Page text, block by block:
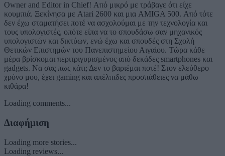
Owner and Editor in Chief! Από μικρό με τράβαγε ότι είχε
κουμπιά. Ξεκίνησα με Atari 2600 και μια AMIGA 500. Από τότε
δεν έχω σταματήσει ποτέ να ασχολούμαι με την τεχνολογία και
τους υπολογιστές, οπότε είπα να το σπουδάσω σαν μηχανικός
υπολογιστών και δικτύων, ενώ έχω και σπουδές στη Σχολή
Θετικών Επιστημών του Πανεπιστημείου Αιγαίου. Τώρα κάθε
μέρα βρίσκομαι περιτριγυρισμένος από δεκάδες smartphones και
gadgets. Να σας πως κάτι; Δεν το βαριέμαι ποτέ! Στον ελεύθερο
χρόνο μου, έχει gaming και απέλπιδες προσπάθειες να μάθω
κιθάρα!
Loading comments...
Διαφήμιση
Loading more stories...
Loading reviews...